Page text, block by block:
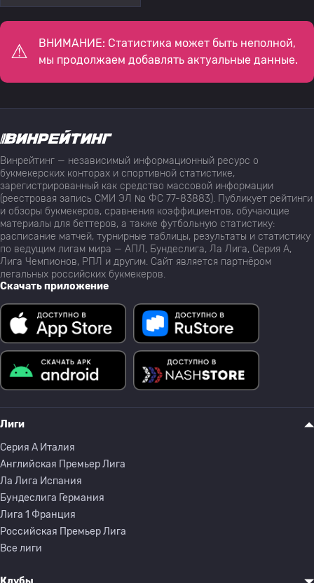
ВНИМАНИЕ: Статистика может быть неполной,
мы продолжаем добавлять актуальные данные.
Винрейтинг — независимый информационный ресурс о
букмекерских конторах и спортивной статистике,
зарегистрированный как средство массовой информации
(реестровая запись СМИ ЭЛ № ФС 77-83883). Публикует рейтинги
и обзоры букмекеров, сравнения коэффициентов, обучающие
материалы для беттеров, а также футбольную статистику:
расписание матчей, турнирные таблицы, результаты и статистику
по ведущим лигам мира — АПЛ, Бундеслига, Ла Лига, Серия А,
Лига Чемпионов, РПЛ и другим. Сайт является партнёром
легальных российских букмекеров.
Скачать приложение
Лиги
Серия A Италия
Английская Премьер Лига
Ла Лига Испания
Бундеслига Германия
Лига 1 Франция
Российская Премьер Лига
Все лиги